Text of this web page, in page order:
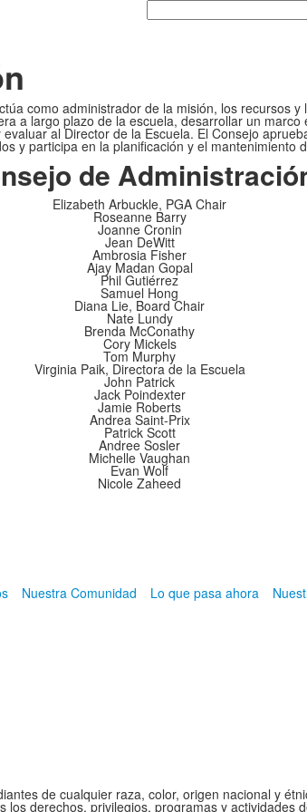
Busque
en
como administrador de la misión, los recursos
a largo plazo de la escuela, desarrollar un
al Director de la Escuela. El Consejo
y participa en la planificación y el mantenimiento
de
Elizabeth Arbuckle, PGA Chair
Roseanne Barry
Joanne Cronin
Jean DeWitt
Ambrosia Fisher
Ajay Madan Gopal
Phil Gutiérrez
Samuel Hong
Diana Lie, Board Chair
Nate Lundy
Brenda McConathy
Cory Mickels
Tom Murphy
Virginia Paik, Directora de la Escuela
John Patrick
Jack Poindexter
Jamie Roberts
Andrea Saint-Prix
Patrick Scott
Andree Sosler
Michelle Vaughan
Evan Wolf
Nicole Zaheed
Nuestra Comunidad Lo que pasa ahora
de cualquier raza, color, origen nacional y
derechos, privilegios, programas y actividades